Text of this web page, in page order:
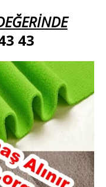
43